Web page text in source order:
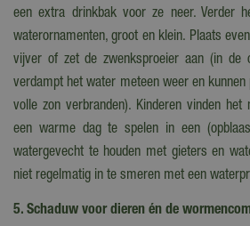
een extra drinkbak voor ze neer. Verder
waterornamenten, groot en klein. Plaats
vijver of zet de zwenksproeier aan (in de
verdampt het water meteen weer en kunnen
volle zon verbranden). Kinderen vinden
een warme dag te spelen in een
watergevecht te houden met gieters en
niet regelmatig in te smeren met een
5. Schaduw voor dieren én de